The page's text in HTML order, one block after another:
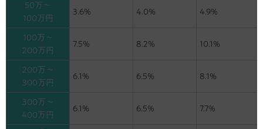
50万～
100万円
3.6% 4.0% 4.9%
100万～
200万円
7.5% 8.2% 10.1%
200万～
300万円
6.1% 6.5% 8.1%
300万～
400万円
6.1% 6.5% 7.7%